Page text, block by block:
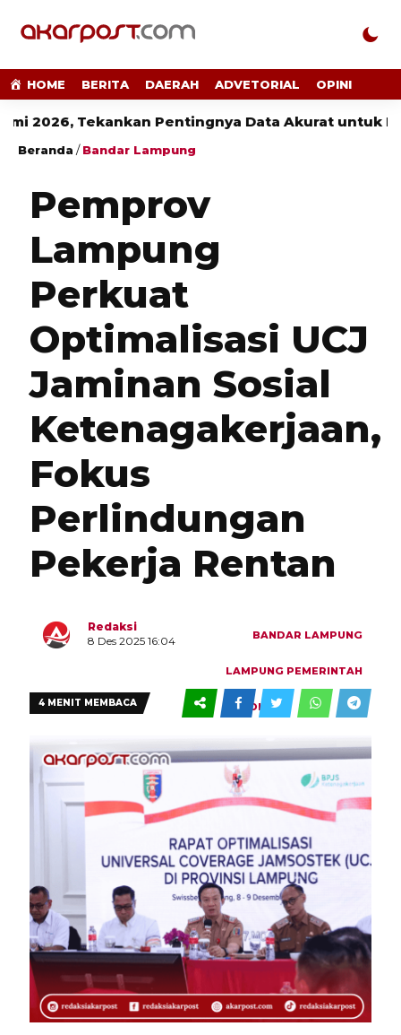
HOME BERITA DAERAH ADVETORIAL OPINI
Pentingnya Data Akurat untuk Kebijakan
Beranda /Bandar Lampung
Pemprov
Lampung
Perkuat
Optimalisasi UCJ
Jaminan Sosial
Ketenagakerjaan,
Fokus
Perlindungan
Pekerja Rentan
Redaksi
8 Des 2025 16:04
BANDAR LAMPUNG
LAMPUNG PEMERINTAH
POLITIK 0 1
4 MENIT MEMBACA